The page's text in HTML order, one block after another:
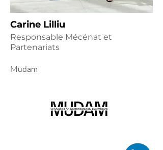
Carine Lilliu
Responsable Mécénat et
Partenariats
Mudam